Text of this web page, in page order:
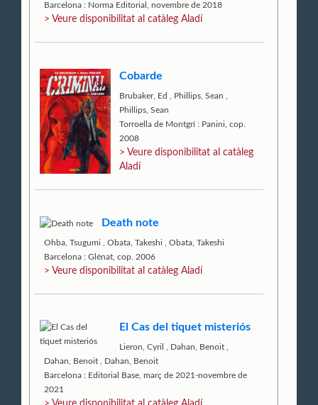
Barcelona : Norma Editorial, novembre de 2018
> Veure disponibilitat al catàleg Aladí
Cobarde
Brubaker, Ed Phillips, Sean
Phillips, Sean
Torroella de Montgrí : Panini, cop.
2008
> Veure disponibilitat al catàleg
Aladí
Death note
Ohba, Tsugumi ,Obata, Takeshi ,Obata, Takeshi
Barcelona : Glénat, cop. 2006
> Veure disponibilitat al catàleg Aladí
El Cas del tiquet misteriós
Lieron, Cyril Dahan, Benoit
Dahan, Benoit
Dahan, Benoit
Barcelona : Editorial Base, març de 2021-novembre de
2021